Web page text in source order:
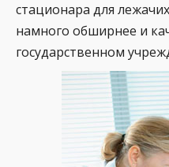
стационара для
намного обширнее и
государственном